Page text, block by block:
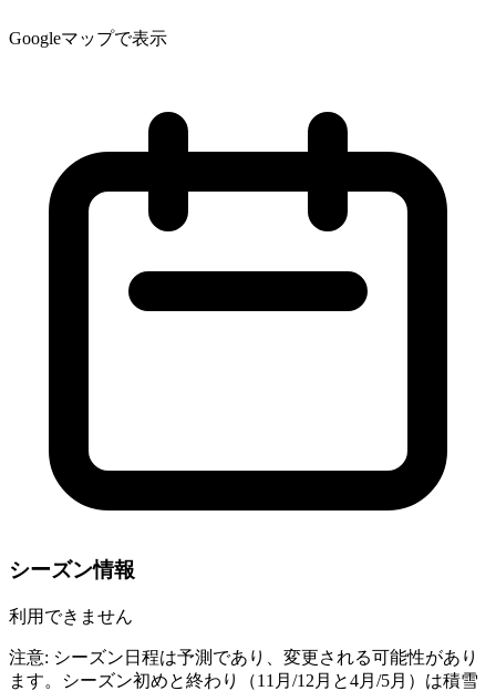
Googleマップで表示
シーズン情報
利用できません
注意: シーズン日程は予測であり、変更される可能性があり
ます。シーズン初めと終わり（11月/12月と4月/5月）は積雪